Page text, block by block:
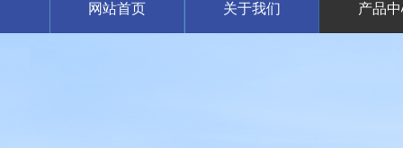
网站首页 关于我们 产品